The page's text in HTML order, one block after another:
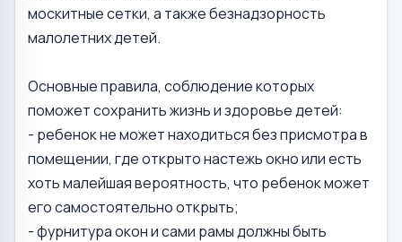
москитные сетки, а также безнадзорность
малолетних детей.
Основные правила, соблюдение которых
поможет сохранить жизнь и здоровье детей:
- ребенок не может находиться без присмотра в
помещении, где открыто настежь окно или есть
хоть малейшая вероятность, что ребенок может
его самостоятельно открыть;
- фурнитура окон и сами рамы должны быть